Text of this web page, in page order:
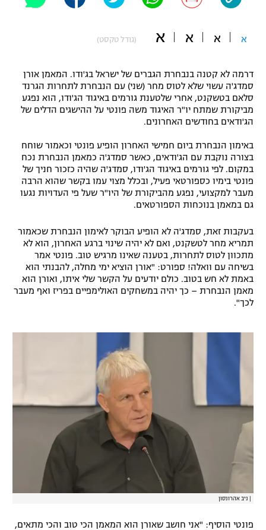
תקנון משתתפים וזוכים בפרסים
תקנון עבור פעילות אלקטרה
תקנון עבור פעילות ספורט 1 – "מרלן"
טניס
תנאי שימוש
תקנון פעילות ספורט 1
רשיון להקרנה פומבית לבית עסק
הצטרפות לחבילת הערוצים
כדורמים
פוטבול אמריקאי NFL
ספורט אתגרי ואקסטרים
אומנויות לחימה
א א א א (גודל טקסט)
דרמה לא קטנה בנבחרת הגברים של ישראל בג'ודו. המאמן אורן
סמדג'ה עשוי שלא לטוס מחר (שני) עם הנבחרת לתחרות הגרנד
סלאם בטשקנט, אחרי שלטענת גורמים באיגוד הג'ודו, הוא נפגע
מביקורת שמתח יו"ר האיגוד משה פונטי על ההישגים הדלים של
הג'ודאים בחודשים האחרונים.
באימון הנבחרת ביום חמישי האחרון הופיע פונטי וכאמור שוחח
בצורה נוקבת עם הג'ודאים, כאשר סמדג'ה כמאמן הנבחרת נכח
במקום. לפי גורמים באיגוד הג'ודו, סמדג'ה שהיה כזכור חניך של
פונטי בימיו כספורטאי פעיל, ובכלל מצוי עמו בקשר שהוא הרבה
מעבר למקצועי, נפגע מהביקורת של היו"ר שעל פי העדויות נגעו
גם במאמן בנוכחות הספורטאים.
בעקבות זאת, סמדג'ה לא הופיע הבוקר לאימון הנבחרת שכאמור
תמריא מחר לטשקנט, ואם לא יהיה שינוי ברגע האחרון, הוא לא
מתכוון לטוס לתחרות, בטענה שאינו מרגיש טוב. פונטי אמר
בשיחה עם וואלה! ספורט: "אורן הוציא ימי מחלה, להבנתי הוא
באמת לא חש בטוב. כולם יודעים על הקשר שלי איתו, ואורן הוא
מאמן הנבחרת – כך יהיה במשחקים האולימפיים בפריז ואף מעבר
לכך".
ניב אהרונסון
פונטי הוסיף: "אני חושב שאורן הוא המאמן הכי טוב והכי מתאים,